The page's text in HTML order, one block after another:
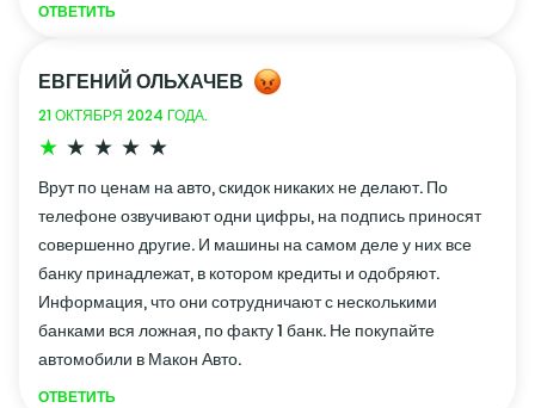
ОТВЕТИТЬ
ЕВГЕНИЙ ОЛЬХАЧЕВ
21 ОКТЯБРЯ 2024 ГОДА.
Врут по ценам на авто, скидок никаких не делают. По
телефоне озвучивают одни цифры, на подпись приносят
совершенно другие. И машины на самом деле у них все
банку принадлежат, в котором кредиты и одобряют.
Информация, что они сотрудничают с несколькими
банками вся ложная, по факту 1 банк. Не покупайте
автомобили в Макон Авто.
ОТВЕТИТЬ